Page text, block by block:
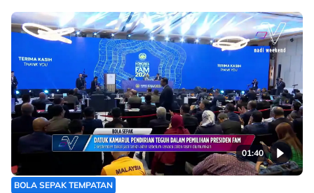
01:40
BOLA SEPAK TEMPATAN